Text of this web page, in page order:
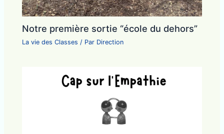
Notre première sortie “école du dehors”
La vie des Classes / Par Direction